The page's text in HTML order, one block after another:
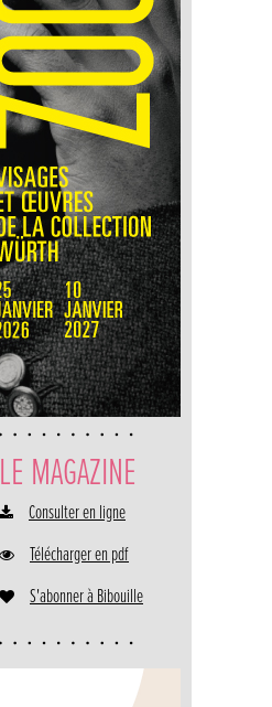
LE MAGAZINE
Consulter en ligne
Télécharger en pdf
S'abonner à Bibouille